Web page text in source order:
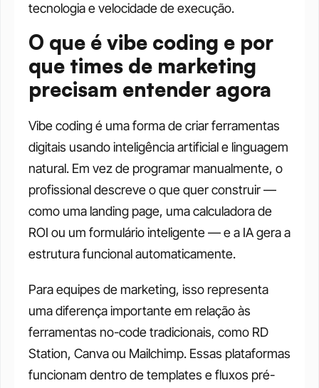
tecnologia e velocidade de execução.
O que é vibe coding e por
que times de marketing
precisam entender agora
Vibe coding é uma forma de criar ferramentas
digitais usando inteligência artificial e linguagem
natural. Em vez de programar manualmente, o
profissional descreve o que quer construir —
como uma landing page, uma calculadora de
ROI ou um formulário inteligente — e a IA gera a
estrutura funcional automaticamente.
Para equipes de marketing, isso representa
uma diferença importante em relação às
ferramentas no-code tradicionais, como RD
Station, Canva ou Mailchimp. Essas plataformas
funcionam dentro de templates e fluxos pré-